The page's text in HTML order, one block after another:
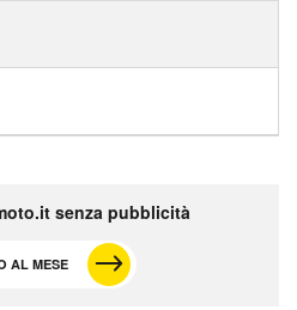
senza pubblicità
AL MESE